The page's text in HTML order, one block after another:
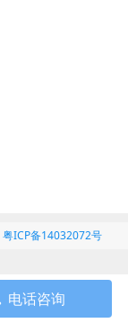
粤ICP备14032072号
电话咨询